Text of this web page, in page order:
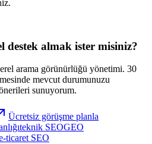
destek almak ister misiniz?
arama görünürlüğü yönetimi. 30
mevcut durumunuzu
sunuyorum.
Ücretsiz görüşme planla
teknik SEOGEO
ticaret SEO